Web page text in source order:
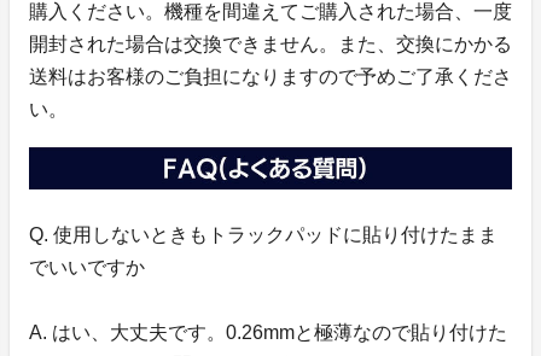
購入ください。機種を間違えてご購入された場合、一度
開封された場合は交換できません。また、交換にかかる
送料はお客様のご負担になりますので予めご了承くださ
い。
Q. 使用しないときもトラックパッドに貼り付けたまま
でいいですか
A. はい、大丈夫です。0.26mmと極薄なので貼り付けた